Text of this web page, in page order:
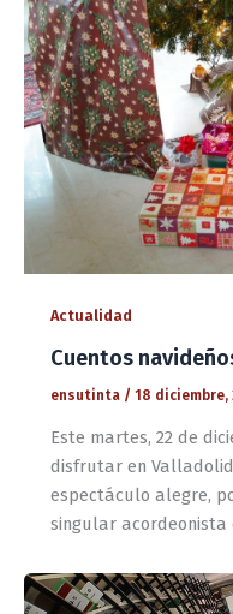
Actualidad
Cuentos
ensutinta / 18 diciembre,
Este martes, 22 de
disfrutar en
espectáculo alegre,
singular acordeonista